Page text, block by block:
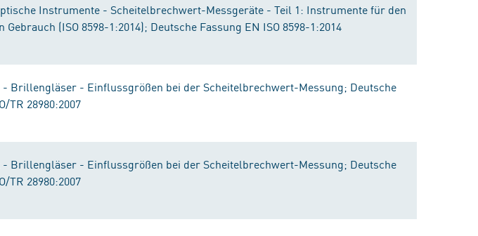
Instrumente - Scheitelbrechwert-Messgeräte - Teil 1: Instrumente für den
Gebrauch (ISO 8598-1:2014); Deutsche Fassung EN ISO 8598-1:2014
- Brillengläser - Einflussgrößen bei der Scheitelbrechwert-Messung; Deutsche
TR 28980:2007
- Brillengläser - Einflussgrößen bei der Scheitelbrechwert-Messung; Deutsche
TR 28980:2007